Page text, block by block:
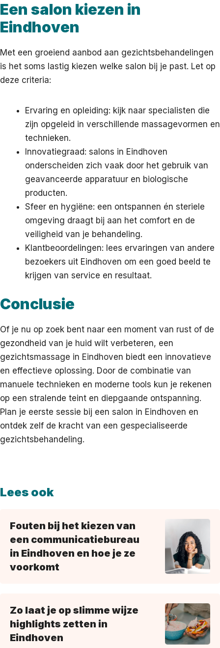
Een salon kiezen in
Eindhoven
Met een groeiend aanbod aan gezichtsbehandelingen
is het soms lastig kiezen welke salon bij je past. Let op
deze criteria:
Ervaring en opleiding: kijk naar specialisten die
zijn opgeleid in verschillende massagevormen en
technieken.
Innovatiegraad: salons in Eindhoven
onderscheiden zich vaak door het gebruik van
geavanceerde apparatuur en biologische
producten.
Sfeer en hygiëne: een ontspannen én steriele
omgeving draagt bij aan het comfort en de
veiligheid van je behandeling.
Klantbeoordelingen: lees ervaringen van andere
bezoekers uit Eindhoven om een goed beeld te
krijgen van service en resultaat.
Conclusie
Of je nu op zoek bent naar een moment van rust of de
gezondheid van je huid wilt verbeteren, een
gezichtsmassage in Eindhoven biedt een innovatieve
en effectieve oplossing. Door de combinatie van
manuele technieken en moderne tools kun je rekenen
op een stralende teint en diepgaande ontspanning.
Plan je eerste sessie bij een salon in Eindhoven en
ontdek zelf de kracht van een gespecialiseerde
gezichtsbehandeling.
Lees ook
Fouten bij het kiezen van
een communicatiebureau
in Eindhoven en hoe je ze
voorkomt
Zo laat je op slimme wijze
highlights zetten in
Eindhoven